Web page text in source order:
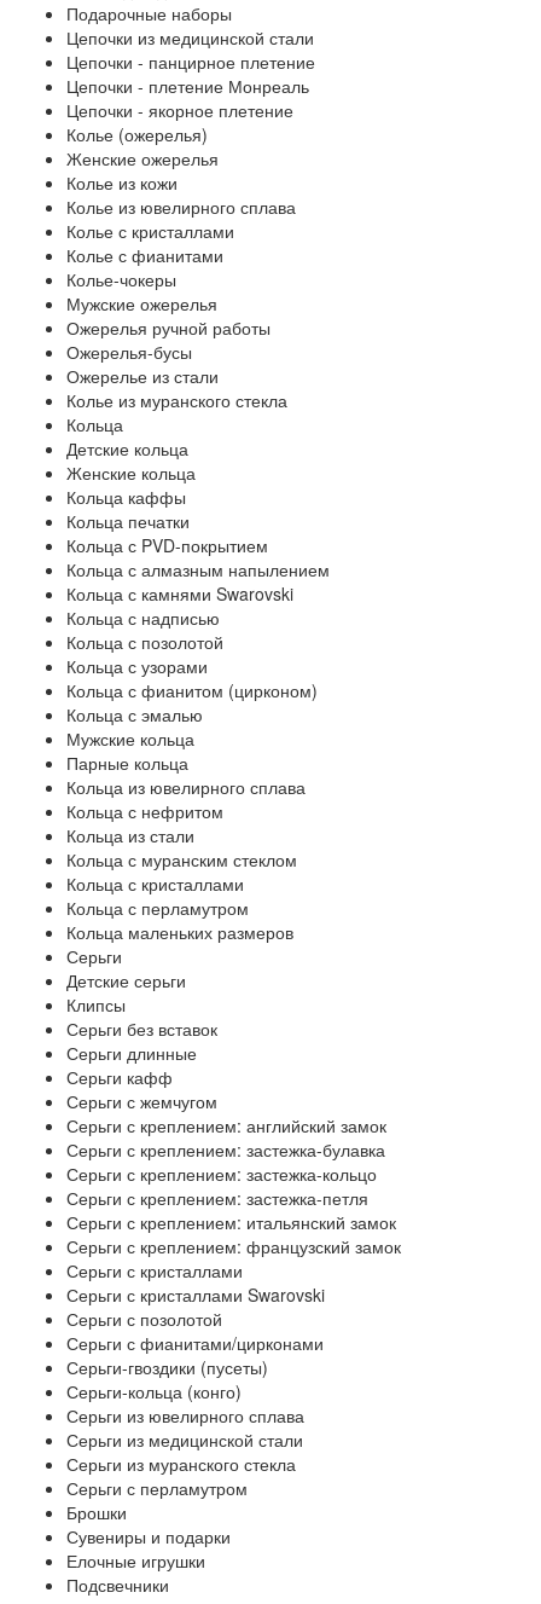
Подарочные наборы
Цепочки из медицинской стали
Цепочки - панцирное плетение
Цепочки - плетение Монреаль
Цепочки - якорное плетение
Колье (ожерелья)
Женские ожерелья
Колье из кожи
Колье из ювелирного сплава
Колье с кристаллами
Колье с фианитами
Колье-чокеры
Мужские ожерелья
Ожерелья ручной работы
Ожерелья-бусы
Ожерелье из стали
Колье из муранского стекла
Кольца
Детские кольца
Женские кольца
Кольца каффы
Кольца печатки
Кольца с PVD-покрытием
Кольца с алмазным напылением
Кольца с камнями Swarovski
Кольца с надписью
Кольца с позолотой
Кольца с узорами
Кольца с фианитом (цирконом)
Кольца с эмалью
Мужские кольца
Парные кольца
Кольца из ювелирного сплава
Кольца с нефритом
Кольца из стали
Кольца с муранским стеклом
Кольца с кристаллами
Кольца с перламутром
Кольца маленьких размеров
Серьги
Детские серьги
Клипсы
Серьги без вставок
Серьги длинные
Серьги кафф
Серьги с жемчугом
Серьги с креплением: английский замок
Серьги с креплением: застежка-булавка
Серьги с креплением: застежка-кольцо
Серьги с креплением: застежка-петля
Серьги с креплением: итальянский замок
Серьги с креплением: французский замок
Серьги с кристаллами
Серьги с кристаллами Swarovski
Серьги с позолотой
Серьги с фианитами/цирконами
Серьги-гвоздики (пусеты)
Серьги-кольца (конго)
Серьги из ювелирного сплава
Серьги из медицинской стали
Серьги из муранского стекла
Серьги с перламутром
Брошки
Сувениры и подарки
Елочные игрушки
Подсвечники